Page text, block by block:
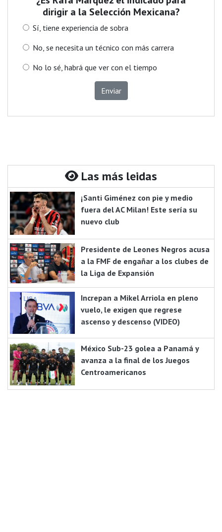
dirigir a la Selección Mexicana?
Sí, tiene experiencia de sobra
No, se necesita un técnico con más carrera
No lo sé, habrá que ver con el tiempo
Enviar
Las más leidas
¡Santi Giménez con pie y medio
fuera del AC Milan! Este sería su
nuevo club
Presidente de Leones Negros acusa
a la FMF de engañar a los clubes de
la Liga de Expansión
Increpan a Mikel Arriola en pleno
vuelo, le exigen que regrese
ascenso y descenso (VIDEO)
México Sub-23 golea a Panamá y
avanza a la final de los Juegos
Centroamericanos